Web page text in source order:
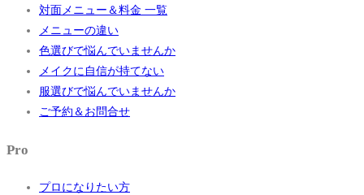
対面メニュー＆料金 一覧
メニューの違い
色選びで悩んでいませんか
メイクに自信が持てない
服選びで悩んでいませんか
ご予約＆お問合せ
Pro
プロになりたい方